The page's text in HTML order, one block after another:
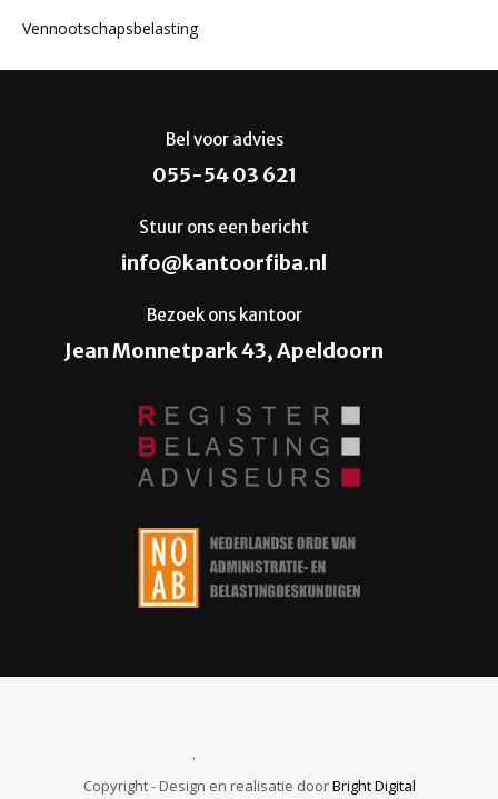
Vennootschapsbelasting
Bel voor advies
055-54 03 621
Stuur ons een bericht
info@kantoorfiba.nl
Bezoek ons kantoor
Jean Monnetpark 43, Apeldoorn
Copyright - Design en realisatie doorBright Digital